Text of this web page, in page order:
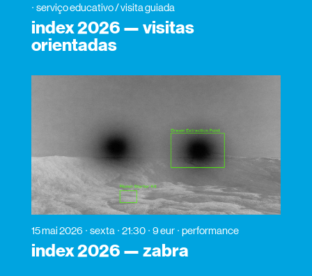
serviço educativo / visita guiada
index 2026 — visitas
orientadas
15 mai 2026 sexta 21:30 9 eur performance
index 2026 — zabra